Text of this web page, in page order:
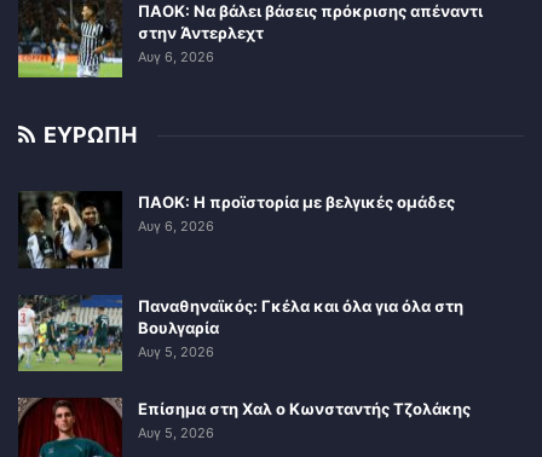
ΠΑΟΚ: Να βάλει βάσεις πρόκρισης απέναντι
στην Άντερλεχτ
Αυγ 6, 2026
ΕΥΡΩΠΗ
ΠΑΟΚ: Η προϊστορία με βελγικές ομάδες
Αυγ 6, 2026
Παναθηναϊκός: Γκέλα και όλα για όλα στη
Βουλγαρία
Αυγ 5, 2026
Επίσημα στη Χαλ ο Κωνσταντής Τζολάκης
Αυγ 5, 2026